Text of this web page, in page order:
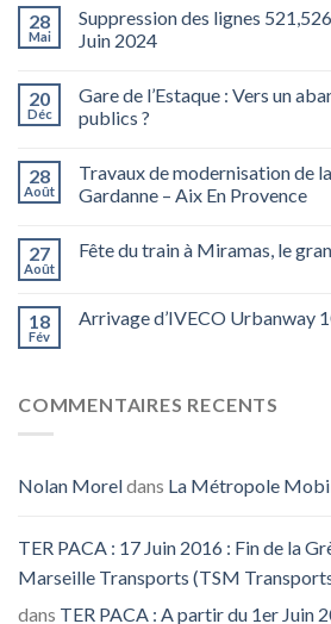
28
Mai
Suppression des lignes
Juin 2024
20
Déc
Gare de l’Estaque : Vers un
publics ?
28
Août
Travaux de modernisation de
Gardanne – Aix En Provence
27
Août
Fête du train à Miramas, le
18
Fév
Arrivage d’IVECO Urbanway
COMMENTAIRES RECENTS
Nolan Moreldans La Métropole
TER PACA : 17 Juin 2016 : Fin de la
Marseille Transports (TSM
dans TER PACA : A partir du 1er Juin